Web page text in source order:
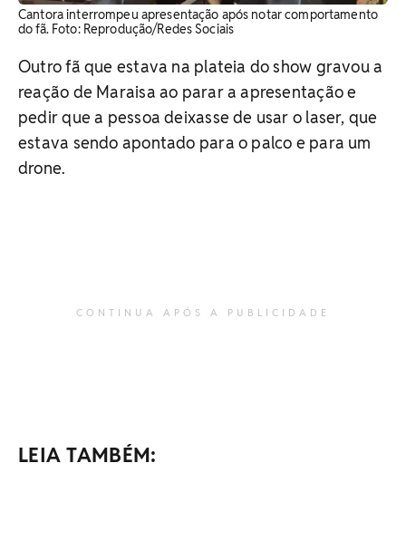
Cantora interrompeu apresentação após notar comportamento
do fã. Foto: Reprodução/Redes Sociais
Outro fã que estava na plateia do show gravou a
reação de Maraisa ao parar a apresentação e
pedir que a pessoa deixasse de usar o laser, que
estava sendo apontado para o palco e para um
drone.
CONTINUA APÓS A PUBLICIDADE
LEIA TAMBÉM: